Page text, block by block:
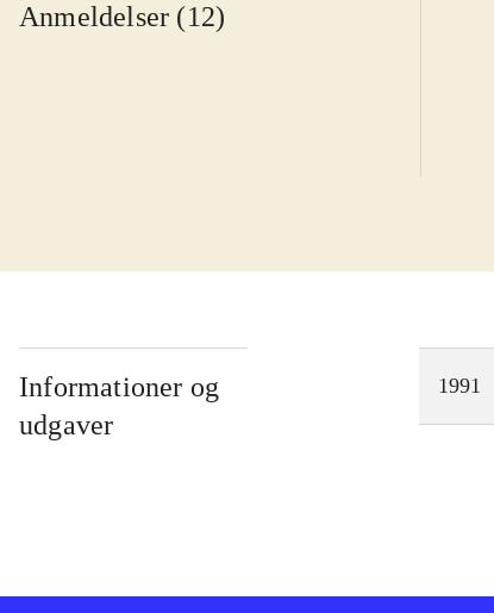
Anmeldelser (12)
Informationer og
udgaver
1991